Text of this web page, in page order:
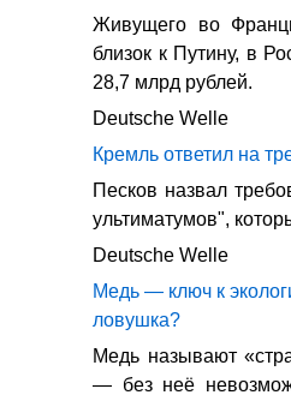
Живущего во
близок к Путину, в
28,7 млрд рублей.
Deutsche Welle
Кремль ответил на
Песков назвал
ультиматумов",
Deutsche Welle
Медь — ключ к
ловушка?
Медь называют
— без неё